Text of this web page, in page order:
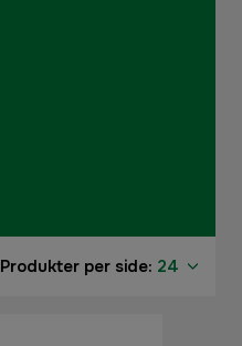
Produkter per side: 24